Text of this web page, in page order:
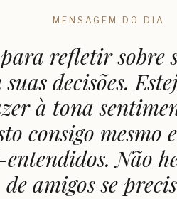
MENSAGEM DO DIA
refletir sobre
decisões.
à tona
consigo mesmo
Não
de amigos se